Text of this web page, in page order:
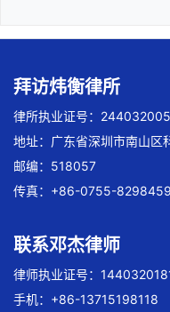
拜访炜衡律所
律所执业证号：
地址：广东省深圳市南山区
邮编：518057
传真：+86-0755-
联系邓杰律师
律师执业证号：
手机：+86-13715198118